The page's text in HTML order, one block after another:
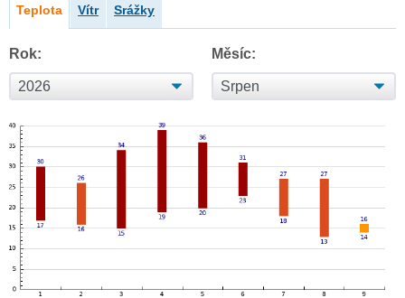
Teplota Vítr Srážky
Rok: Měsíc: